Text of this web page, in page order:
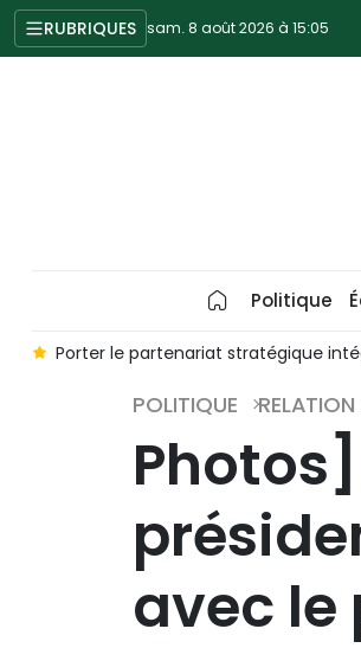
RUBRIQUES sam. 8 août 2026 à 15:05
Politique
– Nouvelle-Zélande à une nouvelle
POLITIQUE RELATION
avec le